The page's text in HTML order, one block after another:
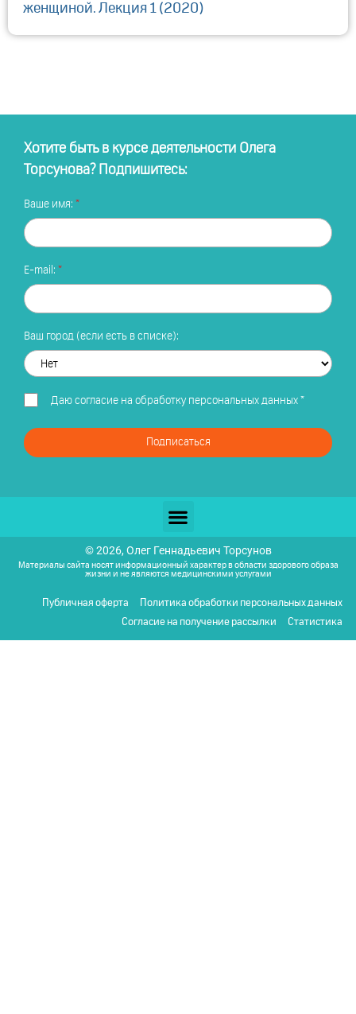
женщиной. Лекция 1 (2020)
Хотите быть в курсе деятельности Олега
Торсунова? Подпишитесь:
Ваше имя:
E-mail:
Ваш город (если есть в списке):
Даю согласие на обработку персональных данных*
Подписаться
© 2026, Олег Геннадьевич Торсунов
Материалы сайта носят информационный характер в области здорового образа
жизни и не являются медицинскими услугами
Публичная оферта
Политика обработки персональных данных
Согласие на получение рассылки
Статистика